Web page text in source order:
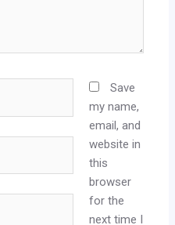
Save
my name,
email, and
website in
this
browser
for the
next time I